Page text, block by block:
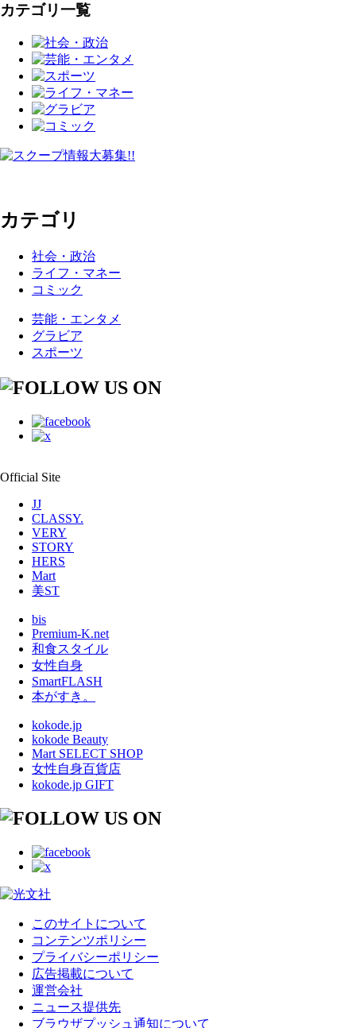
カテゴリ一覧
カテゴリ
社会・政治
ライフ・マネー
コミック
芸能・エンタメ
グラビア
スポーツ
Official Site
JJ
CLASSY.
VERY
STORY
HERS
Mart
美ST
bis
Premium-K.net
和食スタイル
女性自身
SmartFLASH
本がすき。
kokode.jp
kokode Beauty
Mart SELECT SHOP
女性自身百貨店
kokode.jp GIFT
このサイトについて
コンテンツポリシー
プライバシーポリシー
広告掲載について
運営会社
ニュース提供先
ブラウザプッシュ通知について